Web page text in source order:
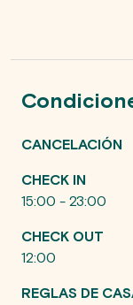
CANCELACIÓN
CHECK IN
15:00 - 23:00
CHECK OUT
12:00
REGLAS DE